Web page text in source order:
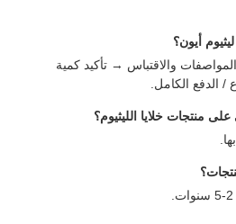
والاقتباس → تأكيد كمية
/ الدفع الكامل.
منتجات خلايا الليثيوم؟